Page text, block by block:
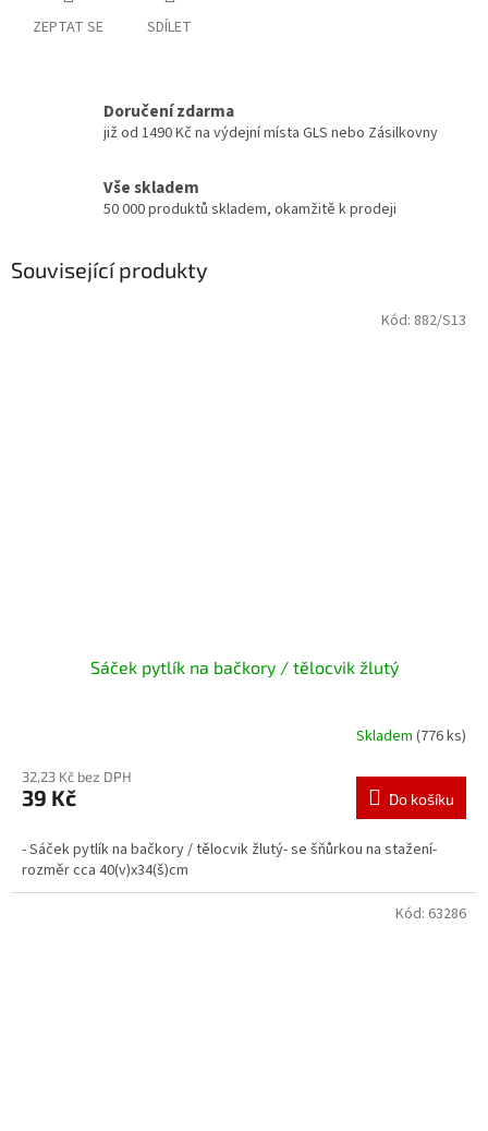
ZEPTAT SE SDÍLET
Doručení zdarma
již od 1490 Kč na výdejní místa GLS nebo Zásilkovny
Vše skladem
50 000 produktů skladem, okamžitě k prodeji
Související produkty
Sáček pytlík na bačkory / tělocvik žlutý
Skladem (776 ks)
32,23 Kč bez DPH
39 Kč Do košíku
- Sáček pytlík na bačkory / tělocvik žlutý- se šňůrkou na stažení-
rozměr cca 40(v)x34(š)cm
Kód: 882/S13
Kód: 63286